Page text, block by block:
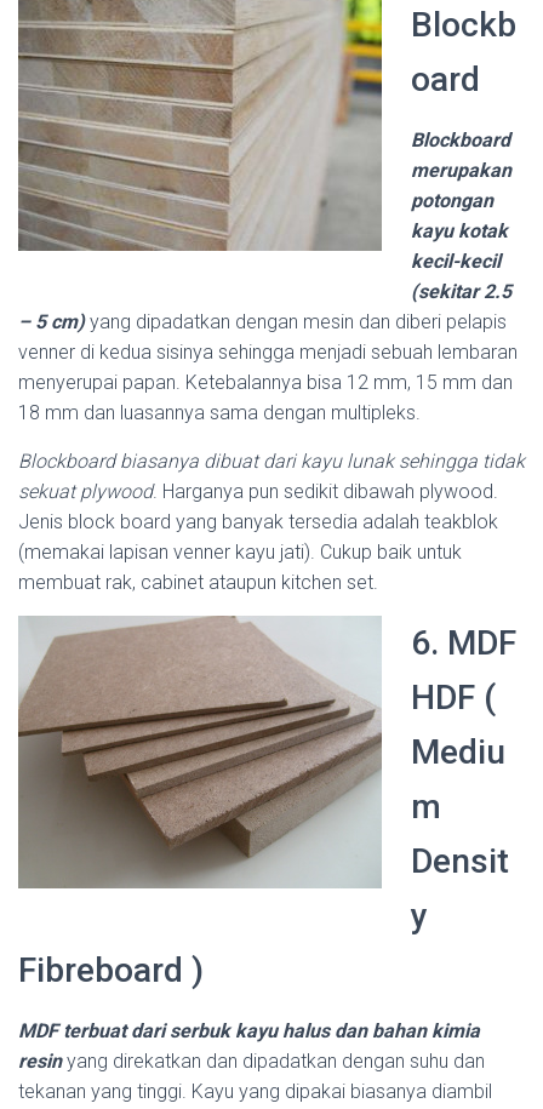
Blockb
oard
Blockboard
merupakan
potongan
kayu kotak
kecil-kecil
(sekitar 2.5
– 5 cm)yang dipadatkan dengan mesin dan diberi pelapis
venner di kedua sisinya sehingga menjadi sebuah lembaran
menyerupai papan. Ketebalannya bisa 12 mm, 15 mm dan
18 mm dan luasannya sama dengan multipleks.
Blockboard biasanya dibuat dari kayu lunak sehingga tidak
sekuat plywood. Harganya pun sedikit dibawah plywood.
Jenis block board yang banyak tersedia adalah teakblok
(memakai lapisan venner kayu jati). Cukup baik untuk
membuat rak, cabinet ataupun kitchen set.
6. MDF
HDF (
Mediu
m
Densit
y
Fibreboard )
MDF terbuat dari serbuk kayu halus dan bahan kimia
resinyang direkatkan dan dipadatkan dengan suhu dan
tekanan yang tinggi. Kayu yang dipakai biasanya diambil